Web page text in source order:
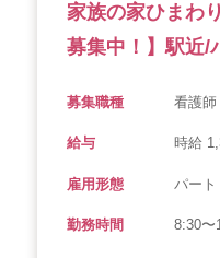
家族の家ひまわ
募集中！】駅近/
募集職種 看護師
給与 時給
雇用形態 パート
勤務時間 8:30〜